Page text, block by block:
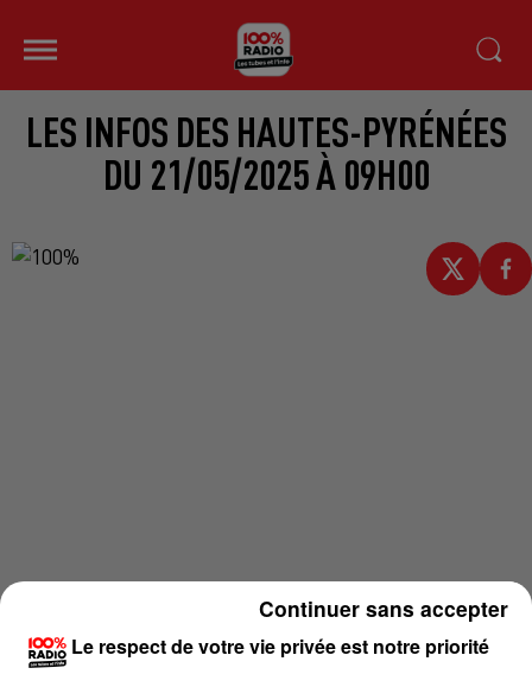
LES INFOS DES HAUTES-PYRÉNÉES
DU 21/05/2025 À 09H00
Le respect de votre vie privée est notre priorité
Continuer sans accepter